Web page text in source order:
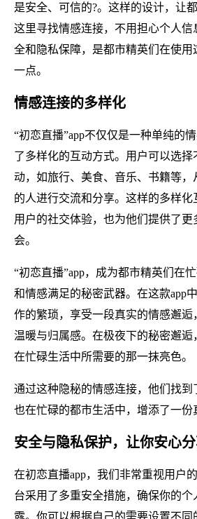
是安全、可信的?。这样的设计，让
这里寻找情感连接，不用担心个人信
全和隐私保障，是都市精英们在使用
一点。
情感连接的多样化
“初恋直播”app不仅仅是一种单纯的
了多样化的互动方式。用户可以选
动，如旅行、美食、音乐、书籍等，
的人进行交流和分享。这样的多样化
用户的社交体验，也为他们提供了
会。
“初恋直播”app，成为都市精英们在
和情感满足的秘密武器。在这款app
作的繁琐，享受一段真实的情感邂逅
温暖与归属感。在极夜下的秘密邂逅
在忙碌生活中所需要的那一抹亮色。
通过这种隐秘的情感连接，他们找到
也在忙碌的都市生活中，增添了一份
安全与隐私保护，让你安心
在初恋直播app，我们非常重视用户
台采用了多重安全措施，确保你的
露。你可以根据自己的需要设置不